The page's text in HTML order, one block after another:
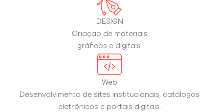
DESIGN
Criação de materiais
gráficos e digitais.
Web
Desenvolvimento de sites institucionais, catálogos
eletrônicos e portais digitais.